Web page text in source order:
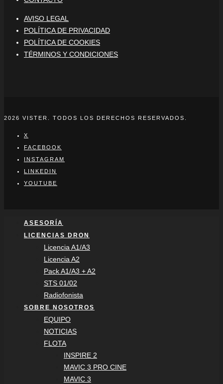
AVISO LEGAL
POLÍTICA DE PRIVACIDAD
POLÍTICA DE COOKIES
TÉRMINOS Y CONDICIONES
2026 VISTER. TODOS LOS DERECHOS RESERVADOS.
X
FACEBOOK
INSTAGRAM
LINKEDIN
YOUTUBE
ASESORÍA
LICENCIAS DRON
Licencia A1/A3
Licencia A2
Pack A1/A3 + A2
STS 01/02
Radiofonista
SOBRE NOSOTROS
EQUIPO
NOTICIAS
FLOTA
INSPIRE 2
MAVIC 3 PRO CINE
MAVIC 3